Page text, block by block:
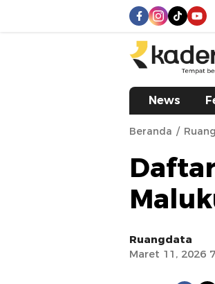
kadera.id
Tempat bertutur
News
Beranda
Ruangdata
Maret 11, 2026